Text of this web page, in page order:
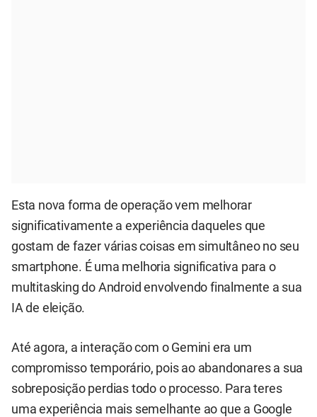
Esta nova forma de operação vem melhorar
significativamente a experiência daqueles que
gostam de fazer várias coisas em simultâneo no seu
smartphone. É uma melhoria significativa para o
multitasking do Android envolvendo finalmente a sua
IA de eleição.
Até agora, a interação com o Gemini era um
compromisso temporário, pois ao abandonares a sua
sobreposição perdias todo o processo. Para teres
uma experiência mais semelhante ao que a Google